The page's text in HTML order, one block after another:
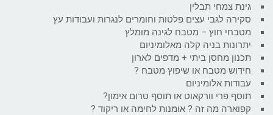
גינת צמחי תבלין
סקירה לגבי עצים פלטות וחומרים לנגרות ועבודות עץ
מטבחי חוץ – מטבח לגינה מומלץ
יתרונות בניה קלה מאלומיניום
תכנון מחסן ביתי + מדפים לארון
חידוש מטבח או שיפוץ מטבח ?
עבודות אלומיניום
תוסף פרי וורקאוט או תוסף טרום אימון?
קפוארה מה זה ? אומנות לחימה או ריקוד ?